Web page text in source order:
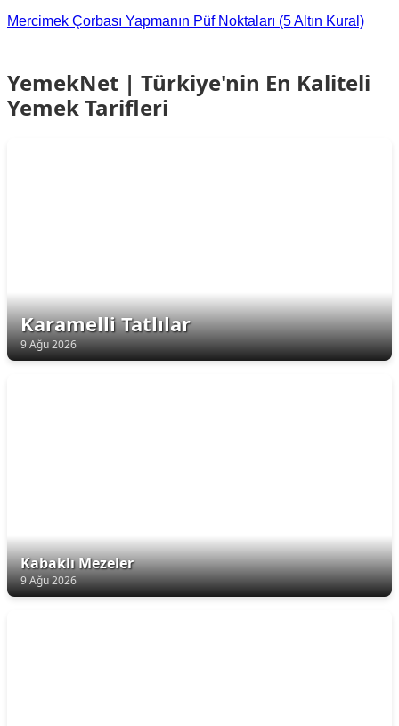
Mercimek Çorbası Yapmanın Püf Noktaları (5 Altın Kural)
YemekNet | Türkiye'nin En Kaliteli
Yemek Tarifleri
Karamelli Tatlılar
9 Ağu 2026
Kabaklı Mezeler
9 Ağu 2026